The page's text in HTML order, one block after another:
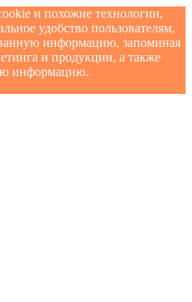
и похожие технологии,
удобство пользователям,
информацию, запоминая
и продукции, а также
информацию.